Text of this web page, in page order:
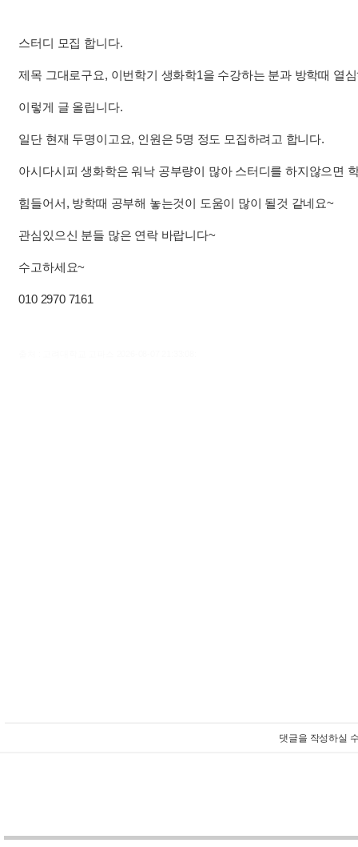
스터디 모집 합니다.
제목 그대로구요, 이번학기 생화학1을 수강하는 분과 방학때 열
이렇게 글 올립니다.
일단 현재 두명이고요, 인원은 5명 정도 모집하려고 합니다.
아시다시피 생화학은 워낙 공부량이 많아 스터디를 하지않으면
힘들어서, 방학때 공부해 놓는것이 도움이 많이 될것 같네요~
관심있으신 분들 많은 연락 바랍니다~
수고하세요~
010 2970 7161
댓글을 작성하실